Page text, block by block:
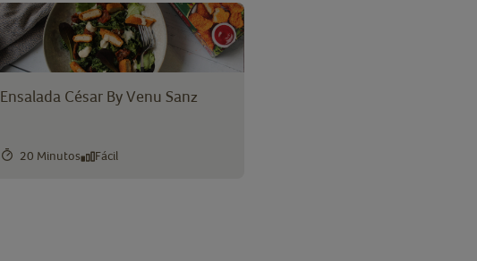
Ensalada César By Venu Sanz
20 Minutos Fácil